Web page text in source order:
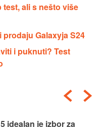
test, ali s nešto više
prodaju Galaxyja S24
i puknuti? Test
idealan je izbor za